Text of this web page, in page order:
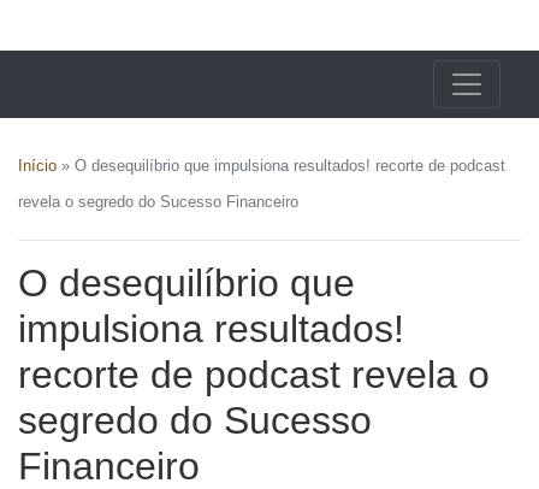
Início » O desequilíbrio que impulsiona resultados! recorte de podcast
revela o segredo do Sucesso Financeiro
O desequilíbrio que
impulsiona resultados!
recorte de podcast revela o
segredo do Sucesso
Financeiro